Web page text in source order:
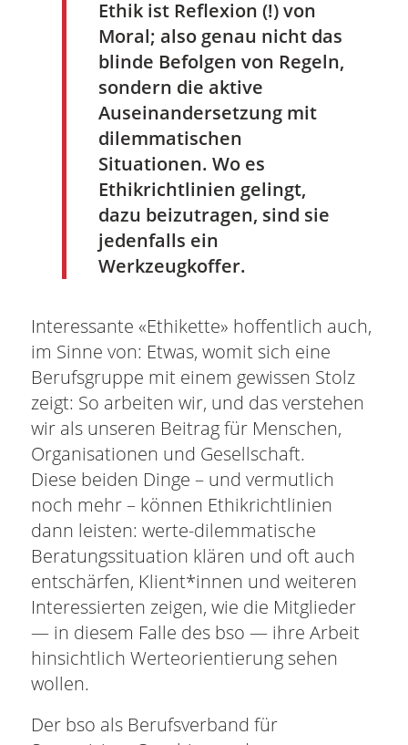
Ethik ist Reflexion (!) von
Moral; also genau nicht das
blinde Befolgen von Regeln,
sondern die aktive
Auseinandersetzung mit
dilemmatischen
Situationen. Wo es
Ethikrichtlinien gelingt,
dazu beizutragen, sind sie
jedenfalls ein
Werkzeugkoffer.
Interessante «Ethikette» hoffentlich auch,
im Sinne von: Etwas, womit sich eine
Berufsgruppe mit einem gewissen Stolz
zeigt: So arbeiten wir, und das verstehen
wir als unseren Beitrag für Menschen,
Organisationen und Gesellschaft.
Diese beiden Dinge – und vermutlich
noch mehr – können Ethikrichtlinien
dann leisten: werte-dilemmatische
Beratungssituation klären und oft auch
entschärfen, Klient*innen und weiteren
Interessierten zeigen, wie die Mitglieder
— in diesem Falle des bso — ihre Arbeit
hinsichtlich Werteorientierung sehen
wollen.
Der bso als Berufsverband für